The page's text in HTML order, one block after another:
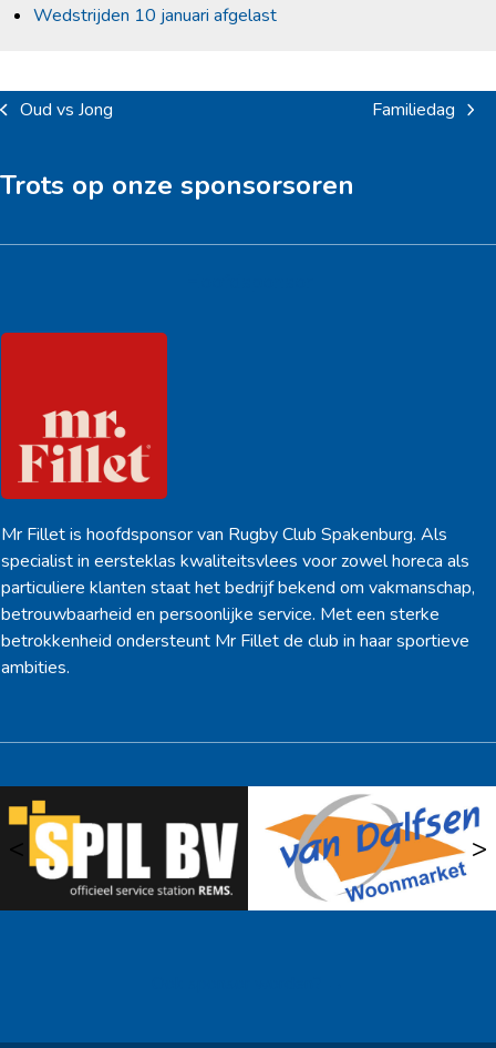
Wedstrijden 10 januari afgelast
previous
Oud vs Jong
next
Familiedag
Trots op onze sponsorsoren
Mr Fillet is hoofdsponsor van Rugby Club Spakenburg. Als
specialist in eersteklas kwaliteitsvlees voor zowel horeca als
particuliere klanten staat het bedrijf bekend om vakmanschap,
betrouwbaarheid en persoonlijke service. Met een sterke
betrokkenheid ondersteunt Mr Fillet de club in haar sportieve
ambities.
< >